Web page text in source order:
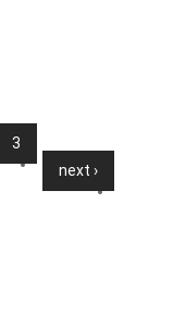
3
next ›